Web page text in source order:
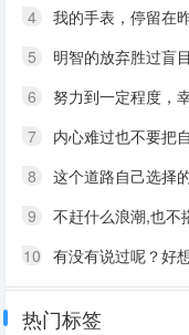
4
我的手表，停留在
5
明智的放弃胜过盲目的执
6
努力到一定程度，
7
内心难过也不要把自己丢在黑暗中，无限放大自己的情绪。按时睡觉，
8
这个道路自己选择
9
不赶什么浪潮,也不
10 有没有说过呢？好
热门标签